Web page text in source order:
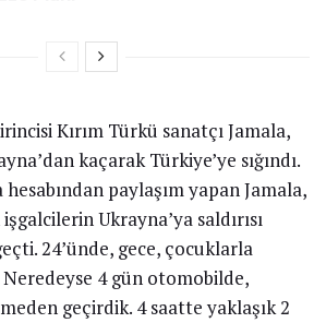
Kırım Türkü sanatçı Jamala,
kaçarak Türkiye’ye sığındı.
paylaşım yapan Jamala,
Ukrayna’ya saldırısı
24’ünde, gece, çocuklarla
Neredeyse 4 gün otomobilde,
geçirdik. 4 saatte yaklaşık 2